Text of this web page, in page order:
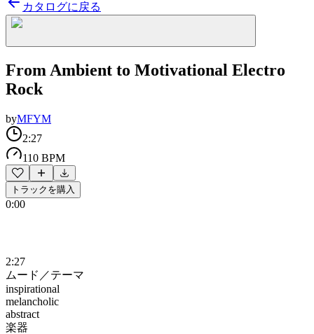
カタログに戻る
From Ambient to Motivational Electro
Rock
byMFYM
2:27
110 BPM
トラックを購入
0:00
2:27
ムード／テーマ
inspirational
melancholic
abstract
楽器